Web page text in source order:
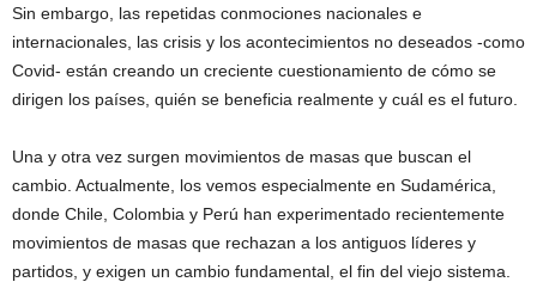
Sin embargo, las repetidas conmociones nacionales e
internacionales, las crisis y los acontecimientos no deseados -como
Covid- están creando un creciente cuestionamiento de cómo se
dirigen los países, quién se beneficia realmente y cuál es el futuro.
Una y otra vez surgen movimientos de masas que buscan el
cambio. Actualmente, los vemos especialmente en Sudamérica,
donde Chile, Colombia y Perú han experimentado recientemente
movimientos de masas que rechazan a los antiguos líderes y
partidos, y exigen un cambio fundamental, el fin del viejo sistema.